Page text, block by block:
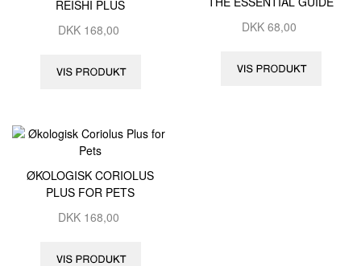
REISHI PLUS
DKK 168,00
DKK 68,00
ØKOLOGISK CORIOLUS
PLUS FOR PETS
DKK 168,00